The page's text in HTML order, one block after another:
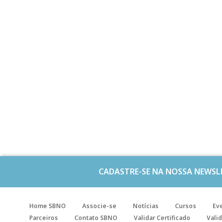
CADASTRE-SE NA NOSSA
Home SBNO Associe-se Notícias Cursos
Parceiros
Contato SBNO Validar Certificado